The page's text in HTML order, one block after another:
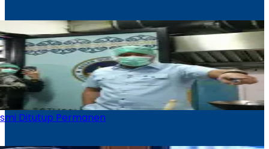
Ditutup Permanen